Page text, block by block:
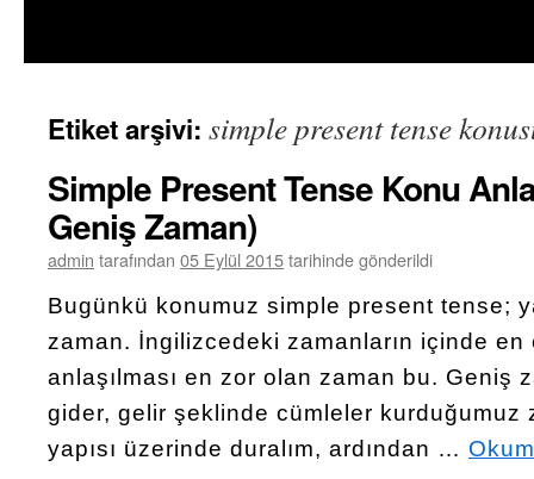
Etiket arşivi: simple present tense
Simple Present Tense Konu
Geniş Zaman)
admin tarafından 05 Eylül 2015tarihinde gönderildi
Bugünkü konumuz simple present tense;
zaman. İngilizcedeki zamanların içinde en
anlaşılması en zor olan zaman bu. Geniş
gider, gelir şeklinde cümleler kurduğumuz
yapısı üzerinde duralım, ardından …